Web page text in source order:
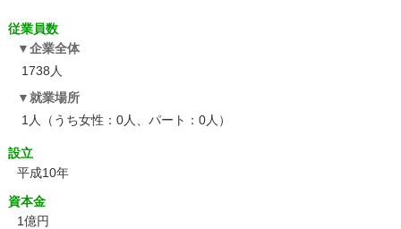
従業員数
企業全体
1738人
就業場所
1人（うち女性：0人、パート：0人）
設立
平成10年
資本金
1億円